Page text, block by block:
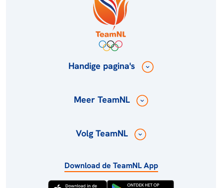
Handige pagina's
Meer TeamNL
Volg TeamNL
Download de TeamNL App